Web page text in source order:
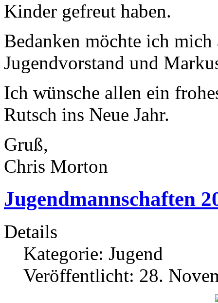
Kinder gefreut haben.
Bedanken möchte ich
Jugendvorstand und
Ich wünsche allen ein
Rutsch ins Neue Jahr.
Gruß,
Chris Morton
Jugendmannschaften
Details
Kategorie: Jugend
Veröffentlicht: 28.